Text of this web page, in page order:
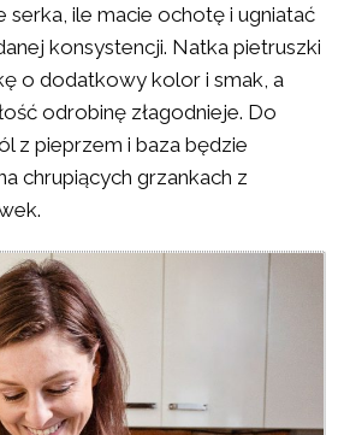
ile macie ochotę i ugniatać
konsystencji. Natka pietruszki
o dodatkowy kolor i smak, a
odrobinę złagodnieje. Do
z pieprzem i baza będzie
chrupiących grzankach z